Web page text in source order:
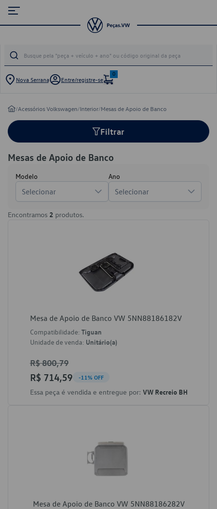
Nova Serrana Entre/registre-se
0
/Acessórios Volkswagen/Interior/Mesas de Apoio de Banco
Filtrar
Mesas de Apoio de Banco
Modelo
Selecionar
Ano
Selecionar
Encontramos 2 produtos.
Mesa de Apoio de Banco VW 5NN88186182V
Compatibilidade: Tiguan
Unidade de venda: Unitário(a)
R$ 800,79
R$ 714,59 -11% OFF
Essa peça é vendida e entregue por: VW Recreio BH
Mesa de Apoio de Banco VW 5NN88186282V